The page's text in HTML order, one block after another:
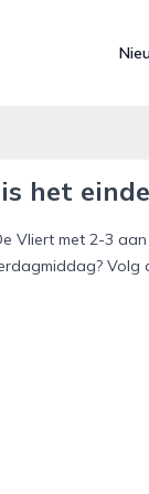
het
Vliert met 2-3
Volg